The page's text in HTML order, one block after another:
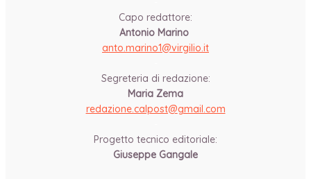
Capo redattore:
Antonio Marino
anto.marino1@virgilio.it
Segreteria di redazione:
Maria Zema
redazione.calpost@gmail.com
Progetto tecnico editoriale:
Giuseppe Gangale